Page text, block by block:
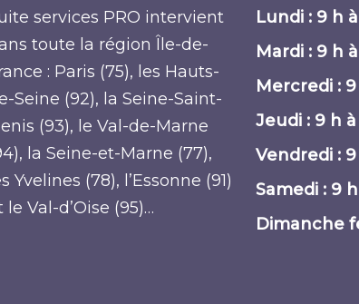
services PRO intervient
toute la région Île-de-
: Paris (75), les Hauts-
Seine (92), la Seine-Saint-
(93), le Val-de-Marne
la Seine-et-Marne (77),
Yvelines (78), l’Essonne (91)
le Val-d’Oise (95)…
Lundi : 9 h
Mardi : 9 h
Mercredi :
Jeudi : 9 h
Vendredi :
Samedi : 9
Dimanche